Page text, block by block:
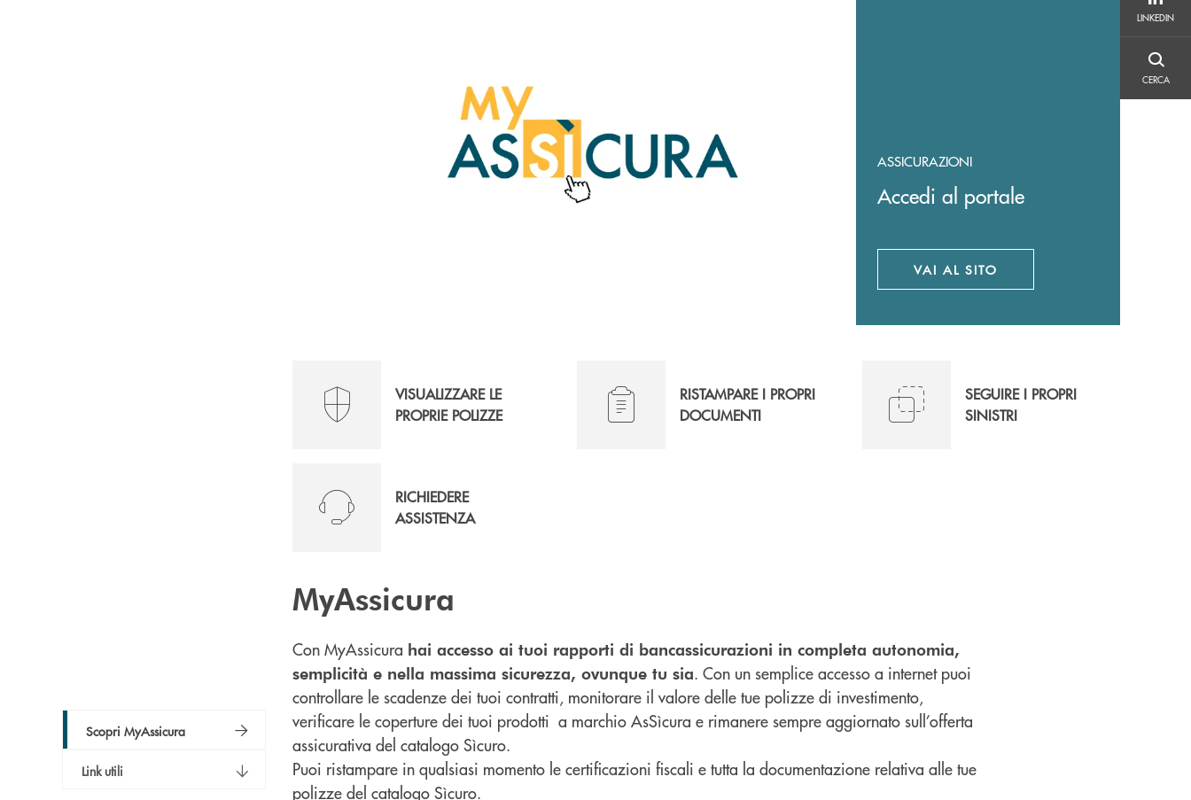
LINKEDIN
CERCA
ASSICURAZIONI
Accedi al portale
VAI AL SITOAPRE UNA NUOVA FINESTRA
Scopri MyAssicura
Link utili
VISUALIZZARE LE
PROPRIE POLIZZE
RISTAMPARE I PROPRI
DOCUMENTI
SEGUIRE I PROPRI
SINISTRI
RICHIEDERE
ASSISTENZA
MyAssicura
Con MyAssicura hai accesso ai tuoi rapporti di bancassicurazioni in completa autonomia,
semplicità e nella massima sicurezza, ovunque tu sia. Con un semplice accesso a internet puoi
controllare le scadenze dei tuoi contratti, monitorare il valore delle tue polizze di investimento,
verificare le coperture dei tuoi prodotti a marchio AsSìcura e rimanere sempre aggiornato sull’offerta
assicurativa del catalogo Sìcuro.
Puoi ristampare in qualsiasi momento le certificazioni fiscali e tutta la documentazione relativa alle tue
polizze del catalogo Sìcuro.